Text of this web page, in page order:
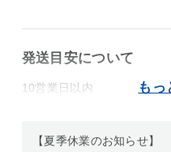
発送目安について
10営業日以内
【夏季休業のお知らせ】